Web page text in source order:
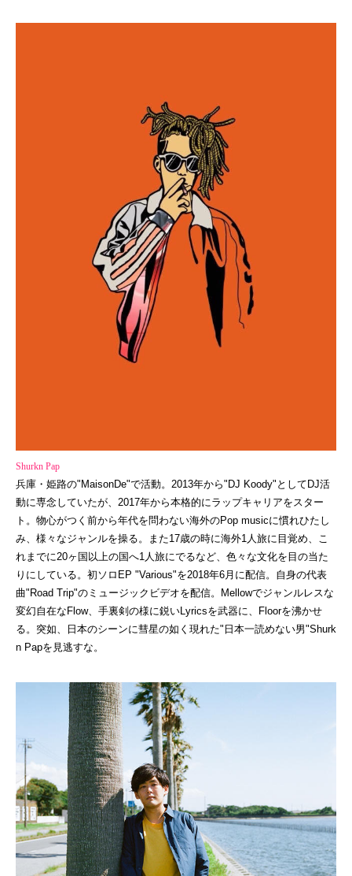
Shurkn Pap
兵庫・姫路の"MaisonDe"で活動。2013年から"DJ Koody"としてDJ活
動に専念していたが、2017年から本格的にラップキャリアをスター
ト。物心がつく前から年代を問わない海外のPop musicに慣れひたし
み、様々なジャンルを操る。また17歳の時に海外1人旅に目覚め、こ
れまでに20ヶ国以上の国へ1人旅にでるなど、色々な文化を目の当た
りにしている。初ソロEP "Various"を2018年6月に配信。自身の代表
曲"Road Trip"のミュージックビデオを配信。Mellowでジャンルレスな
変幻自在なFlow、手裏剣の様に鋭いLyricsを武器に、Floorを沸かせ
る。突如、日本のシーンに彗星の如く現れた"日本一読めない男"Shurk
n Papを見逃すな。